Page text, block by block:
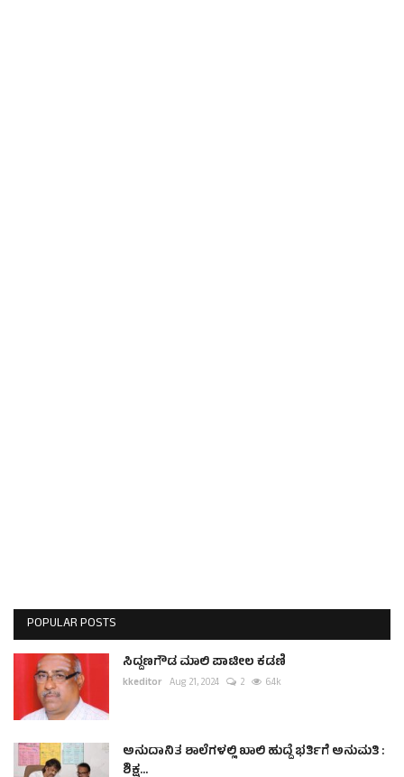
POPULAR POSTS
ಸಿದ್ದಣಗೌಡ ಮಾಲಿ ಪಾಟೀಲ ಕಡಣಿ
kkeditor Aug 21, 2024 2 6.4k
ಅನುದಾನಿತ ಶಾಲೆಗಳಲ್ಲಿ ಖಾಲಿ ಹುದ್ದೆ ಭರ್ತಿಗೆ ಅನುಮತಿ :
ಶಿಕ್ಷ...